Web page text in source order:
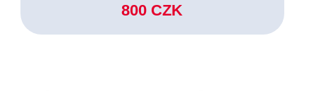
800 CZK